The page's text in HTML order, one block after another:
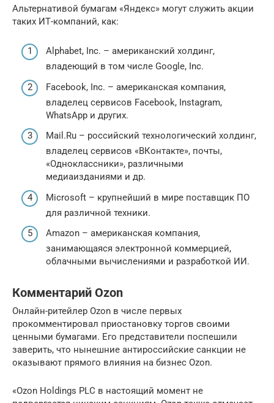
Альтернативой бумагам «Яндекс» могут служить акции
таких ИТ-компаний, как:
Alphabet, Inc. – американский холдинг,
владеющий в том числе Google, Inc.
Facebook, Inc. – американская компания,
владелец сервисов Facebook, Instagram,
WhatsApp и других.
Mail.Ru – российский технологический холдинг,
владелец сервисов «ВКонтакте», почты,
«Одноклассники», различными
медиаизданиями и др.
Microsoft – крупнейший в мире поставщик ПО
для различной техники.
Amazon – американская компания,
занимающаяся электронной коммерцией,
облачными вычислениями и разработкой ИИ.
Комментарий Ozon
Онлайн-ритейлер Ozon в числе первых
прокомментировал приостановку торгов своими
ценными бумагами. Его представители поспешили
заверить, что нынешние антироссийские санкции не
оказывают прямого влияния на бизнес Ozon.
«Ozon Holdings PLC в настоящий момент не